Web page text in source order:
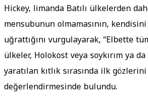
Hickey, limanda Batılı ülkelerden
mensubunun olmamasının, kendisini
uğrattığını vurgulayarak, “Elbette
ülkeler, Holokost veya soykırım ya
yaratılan kıtlık sırasında ilk
değerlendirmesinde bulundu.